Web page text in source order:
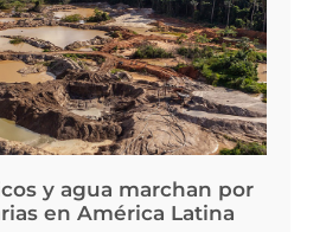
y agua marchan por
en América Latina